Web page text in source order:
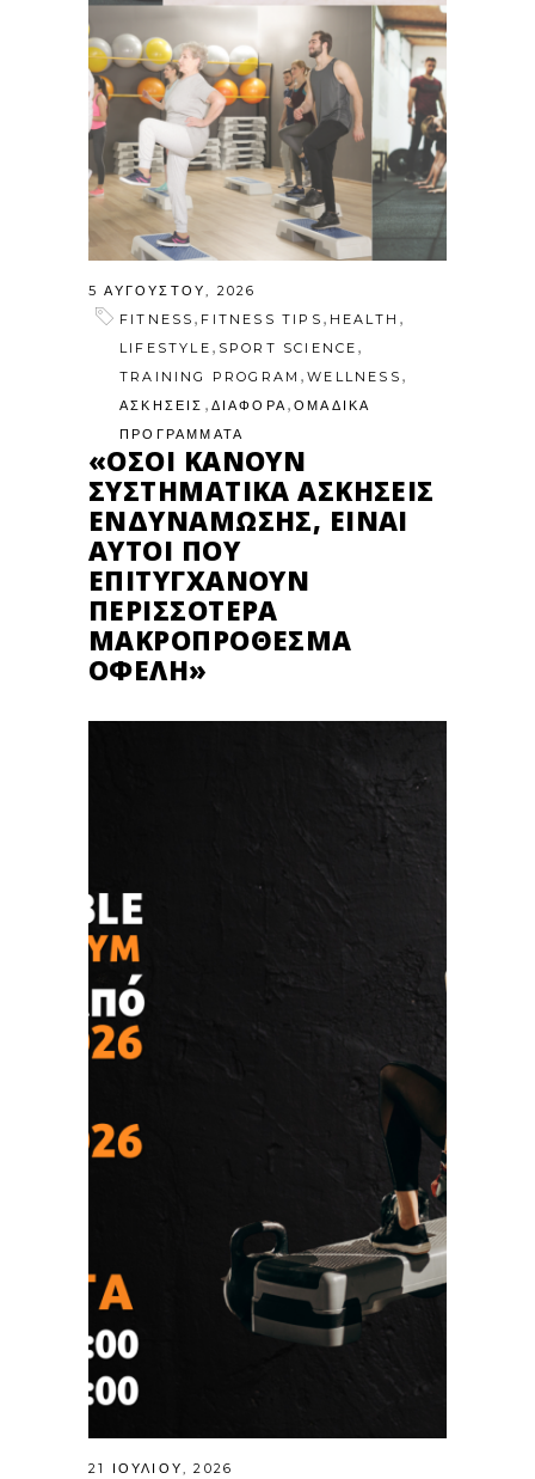
5 ΑΥΓΟΎΣΤΟΥ, 2026
FITNESS , FITNESS TIPS , HEALTH ,
LIFESTYLE , SPORT SCIENCE ,
TRAINING PROGRAM ,WELLNESS ,
ΑΣΚΗΣΕΙΣ , ΔΙΑΦΟΡΑ ,ΟΜΑΔΙΚΑ
ΠΡΟΓΡΑΜΜΑΤΑ
«ΌΣΟΙ ΚΆΝΟΥΝ
ΣΥΣΤΗΜΑΤΙΚΆ ΑΣΚΉΣΕΙΣ
ΕΝΔΥΝΆΜΩΣΗΣ, ΕΊΝΑΙ
ΑΥΤΟΊ ΠΟΥ
ΕΠΙΤΥΓΧΆΝΟΥΝ
ΠΕΡΙΣΣΌΤΕΡΑ
ΜΑΚΡΟΠΡΌΘΕΣΜΑ
ΟΦΈΛΗ»
21 ΙΟΥΛΊΟΥ, 2026